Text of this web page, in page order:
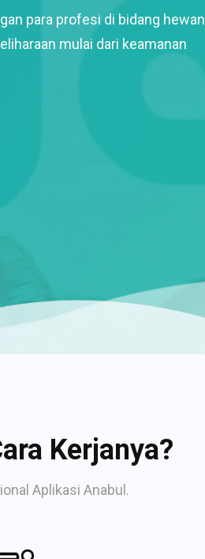
para profesi di bidang hewan
mulai dari keamanan
Kerjanya?
Aplikasi Anabul.